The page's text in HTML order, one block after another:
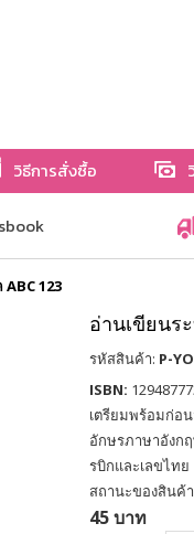
วิธีการสั่งซื้อ
123
อ่านเขียนร
รหัสสินค้า: P-
ISBN:
เตรียมพร้อมก่อ
อักษรภาษาอังก
รบิกและเลขไทย
สถานะของสินค้
45 บาท